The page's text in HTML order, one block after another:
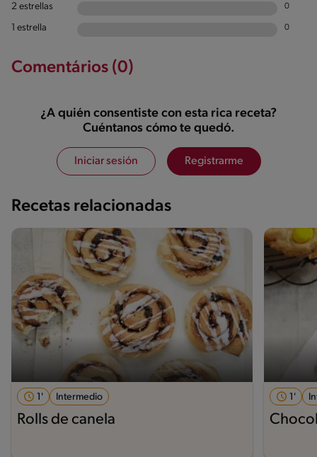
2 estrellas 0
1 estrella 0
Comentários (0)
¿A quién consentiste con esta rica receta?
Cuéntanos cómo te quedó.
Iniciar sesión Registrarme
Recetas relacionadas
1' Intermedio
Rolls de canela
1'